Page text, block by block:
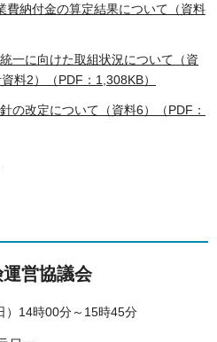
費納付金の算定結果について（資料
一に向けた取組状況について（資
料2）（PDF：1,308KB）
の改定について（資料6）（PDF：
営協議会
）14時00分～15時45分